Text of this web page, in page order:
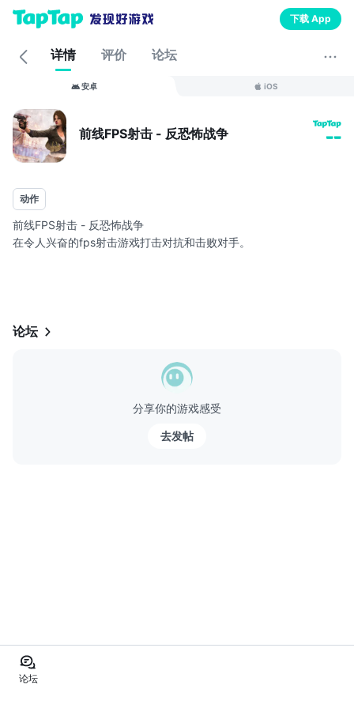
下载 App
详情 评价 论坛
安卓 iOS
前线FPS射击 - 反恐怖战争 --
动作
前线FPS射击 - 反恐怖战争
在令人兴奋的fps射击游戏打击对抗和击败对手。
射手。你配备了现代武器如手枪，AK 47，MP5和刀，所以选择这
氓袭击，成为特殊的战士，消灭他们。在战场上，你必须一次种下
炸弹来消灭敌人的小队。计划和玩这个前线fps的精英射击...
论坛
分享你的游戏感受
去发帖
论坛